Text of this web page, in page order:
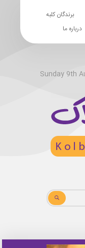
برندگان کلبه
درباره ما